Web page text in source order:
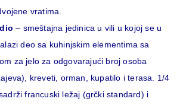
vratima.
– smeštajna jedinica u vili u kojoj se u
deo sa kuhinjskim elementima sa
za jelo za odgovarajući broj osoba
kreveti, orman, kupatilo i terasa. 1/4
francuski ležaj (grčki standard) i